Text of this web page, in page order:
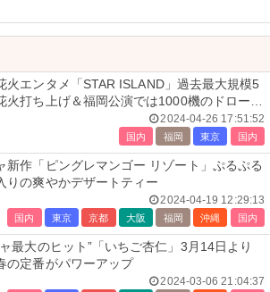
火エンタメ「STAR ISLAND」過去最大規模5
火打ち上げ＆福岡公演では1000機のドローン
2024-04-26 17:51:52
国内 福岡 東京 国内
新作「ピングレマンゴー リゾート」ぷるぷる
りの爽やかデザートティー
2024-04-19 12:29:13
国内 東京 京都 大阪 福岡 沖縄 国内
最大のヒット”「いちご杏仁」3月14日より
定番がパワーアップ
2024-03-06 21:04:37